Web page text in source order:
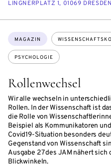
LINGNERPLATZ 1, 01069 DRESDEN
Rollenwechsel
Wir alle wechseln in
Rollen. In der Wissenschaft ist
die Rolle von
Beispiel als Kommunikatoren
Covid19-Situation besonders
Gegenstand von Wissenschaft
Ausgabe 27 des JAM nähert
Blickwinkeln.
Themen:
MAGAZIN
PSYCHOLOGIE